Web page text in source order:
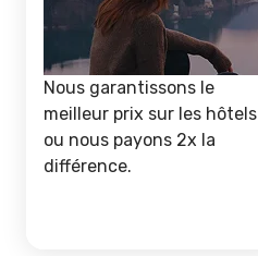
Nous garantissons le
meilleur prix sur les hôtels
ou nous payons 2x la
différence.